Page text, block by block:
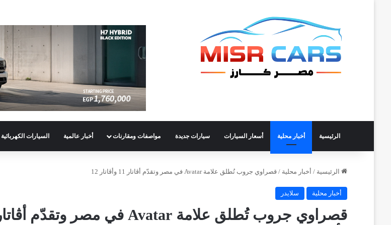
الرئيسية أخبار محلية أسعار السيارات سيارات جديدة مواصفات ومقارنات أخبار عالمية السيارات الكهربائية
الرئيسية / أخبار محلية / قصراوي جروب تُطلق علامة Avatar في مصر وتقدّم أڤاتار 11 وأڤاتار 12
أخبار محلية سلايدر